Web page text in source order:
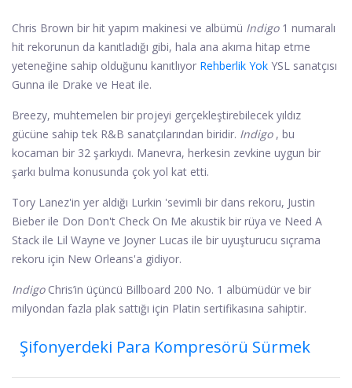
Chris Brown bir hit yapım makinesi ve albümü Indigo1 numaralı
hit rekorunun da kanıtladığı gibi, hala ana akıma hitap etme
yeteneğine sahip olduğunu kanıtlıyor Rehberlik Yok YSL sanatçısı
Gunna ile Drake ve Heat ile.
Breezy, muhtemelen bir projeyi gerçekleştirebilecek yıldız
gücüne sahip tek R&B sanatçılarından biridir. Indigo, bu
kocaman bir 32 şarkıydı. Manevra, herkesin zevkine uygun bir
şarkı bulma konusunda çok yol kat etti.
Tory Lanez'in yer aldığı Lurkin 'sevimli bir dans rekoru, Justin
Bieber ile Don Don't Check On Me akustik bir rüya ve Need A
Stack ile Lil Wayne ve Joyner Lucas ile bir uyuşturucu sıçrama
rekoru için New Orleans'a gidiyor.
IndigoChris’in üçüncü Billboard 200 No. 1 albümüdür ve bir
milyondan fazla plak sattığı için Platin sertifikasına sahiptir.
Şifonyerdeki Para Kompresörü Sürmek